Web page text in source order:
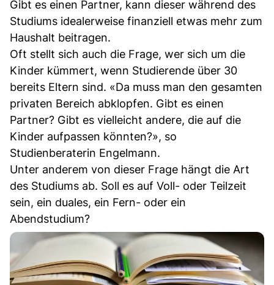
Gibt es einen Partner, kann dieser während des
Studiums idealerweise finanziell etwas mehr zum
Haushalt beitragen.
Oft stellt sich auch die Frage, wer sich um die
Kinder kümmert, wenn Studierende über 30
bereits Eltern sind. «Da muss man den gesamten
privaten Bereich abklopfen. Gibt es einen
Partner? Gibt es vielleicht andere, die auf die
Kinder aufpassen könnten?», so
Studienberaterin Engelmann.
Unter anderem von dieser Frage hängt die Art
des Studiums ab. Soll es auf Voll- oder Teilzeit
sein, ein duales, ein Fern- oder ein
Abendstudium?